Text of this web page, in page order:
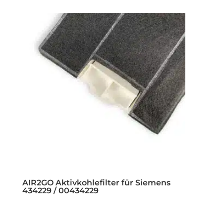
AIR2GO Aktivkohlefilter für Siemens
434229 / 00434229